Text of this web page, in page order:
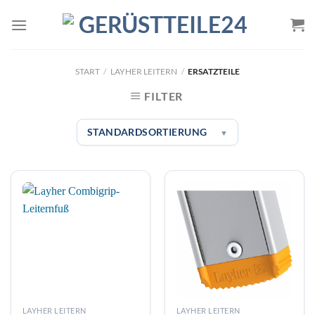
Inhalt
START / LAYHER LEITERN / ERSATZTEILE
FILTER
STANDARDSORTIERUNG ▼
LAYHER LEITERN LAYHER LEITERN